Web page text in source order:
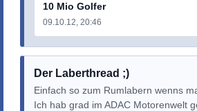
10 Mio Golfer
09.10.12, 20:46
Der Laberthread ;)
Einfach so zum Rumlabern wenns
Ich hab grad im ADAC Motorenwelt